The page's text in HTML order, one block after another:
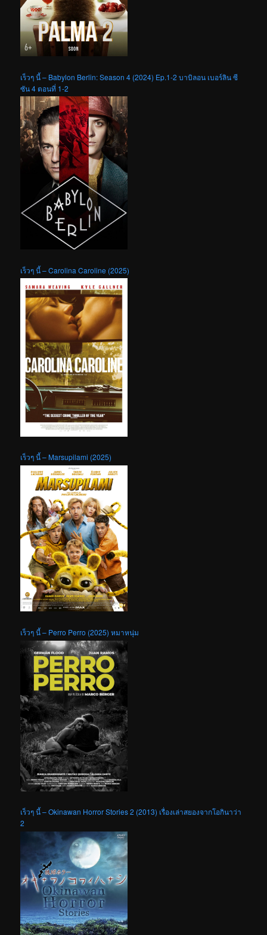
เร็วๆ นี้ – Babylon Berlin: Season 4 (2024) Ep.1-2 บาบิลอน เบอร์ลิน ซี
ซัน 4 ตอนที่ 1-2
เร็วๆ นี้ – Carolina Caroline (2025)
เร็วๆ นี้ – Marsupilami (2025)
เร็วๆ นี้ – Perro Perro (2025) หมาหนุ่ม
เร็วๆ นี้ – Okinawan Horror Stories 2 (2013) เรื่องเล่าสยองจากโอกินาว่า
2